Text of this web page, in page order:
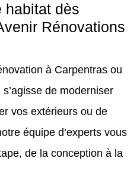
habitat dès
Rénovations
à Carpentras ou
de moderniser
vos extérieurs ou de
équipe d’experts vous
de la conception à la